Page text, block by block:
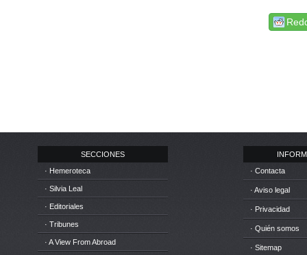
SECCIONES
· Hemeroteca
· Silvia Leal
· Editoriales
· Tribunes
· A View From Abroad
· Contacta
· Aviso legal
· Privacidad
· Quién somos
· Sitemap